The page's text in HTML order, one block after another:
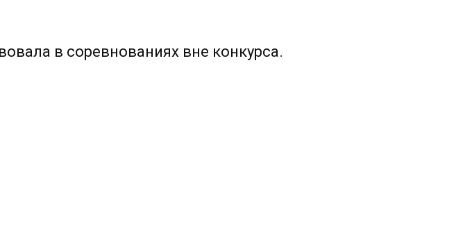
в соревнованиях вне конкурса.